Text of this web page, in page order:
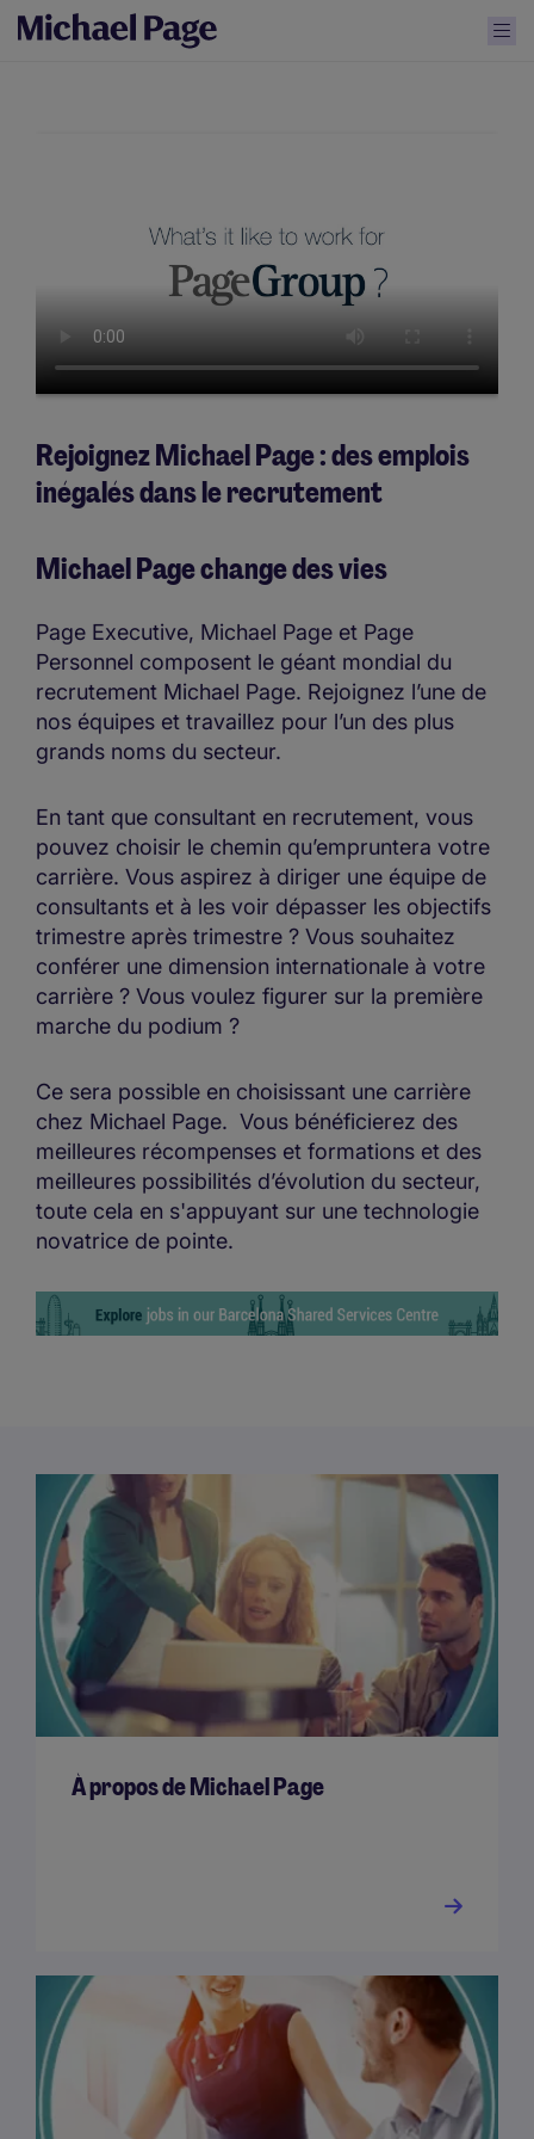
Rejoignez Michael Page : des emplois
inégalés dans le recrutement
Michael Page change des vies
Page Executive, Michael Page et Page
Personnel composent le géant mondial du
recrutement Michael Page. Rejoignez l’une de
nos équipes et travaillez pour l’un des plus
grands noms du secteur.
En tant que consultant en recrutement, vous
pouvez choisir le chemin qu’empruntera votre
carrière. Vous aspirez à diriger une équipe de
consultants et à les voir dépasser les objectifs
trimestre après trimestre ? Vous souhaitez
conférer une dimension internationale à votre
carrière ? Vous voulez figurer sur la première
marche du podium ?
Ce sera possible en choisissant une carrière
chez Michael Page. Vous bénéficierez des
meilleures récompenses et formations et des
meilleures possibilités d’évolution du secteur,
toute cela en s'appuyant sur une technologie
novatrice de pointe.
À propos de Michael Page